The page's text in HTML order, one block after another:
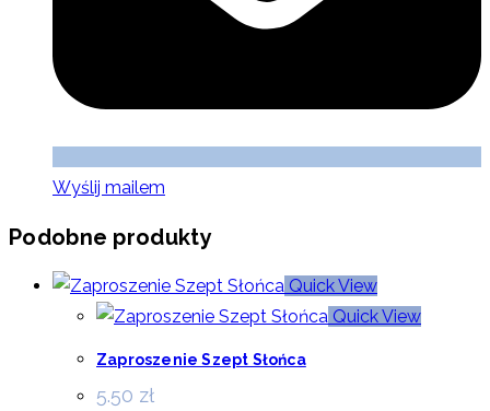
Wyślij mailem
Podobne produkty
Quick View
Quick View
Zaproszenie Szept Słońca
5.50 zł